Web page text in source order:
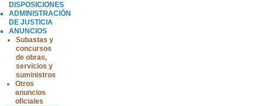
DISPOSICIONES
ADMINISTRACIÓN
DE JUSTICIA
ANUNCIOS
Subastas y
concursos
de obras,
servicios y
suministros
Otros
anuncios
oficiales